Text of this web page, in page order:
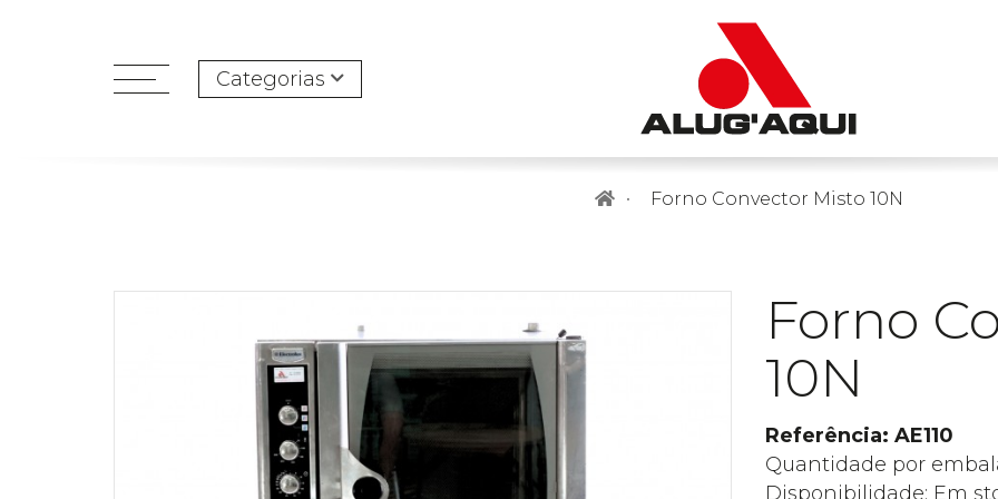
Categorias
Forno Convector Misto 10N
Forno
10N
Referência: AE110
Quantidade por
Disponibilidade: Em